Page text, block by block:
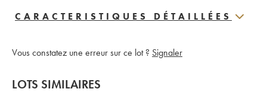
CARACTERISTIQUES DÉTAILLÉES
Vous constatez une erreur sur ce lot ? Signaler
LOTS SIMILAIRES